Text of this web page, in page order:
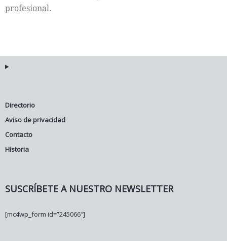
profesional.
Directorio
Aviso de privacidad
Contacto
Historia
SUSCRÍBETE A NUESTRO NEWSLETTER
[mc4wp_form id=”245066″]